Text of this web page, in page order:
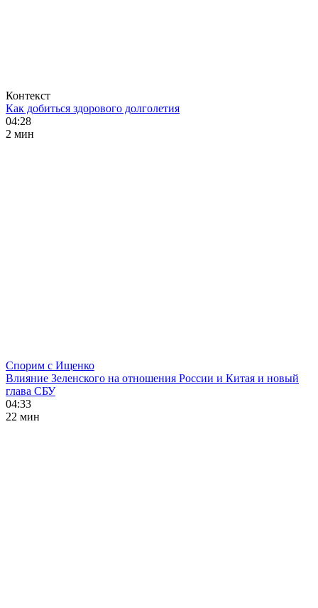
Контекст
Как добиться здорового долголетия
04:28
2 мин
Спорим с Ищенко
Влияние Зеленского на отношения России и Китая и новый
глава СБУ
04:33
22 мин